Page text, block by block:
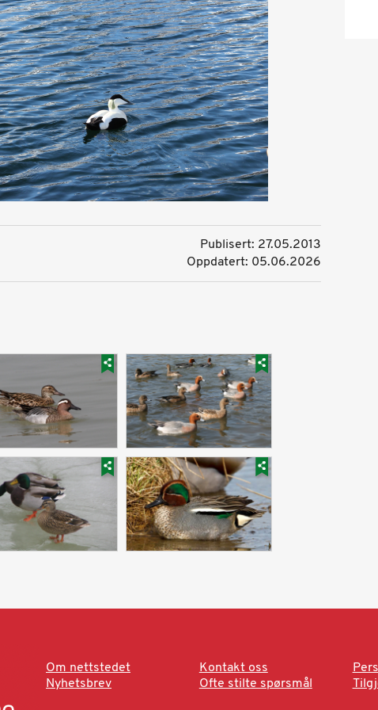
Publisert: 27.05.2013
Oppdatert: 05.06.2026
Om nettstedet Kontakt oss
Nyhetsbrev
Ofte stilte spørsmål